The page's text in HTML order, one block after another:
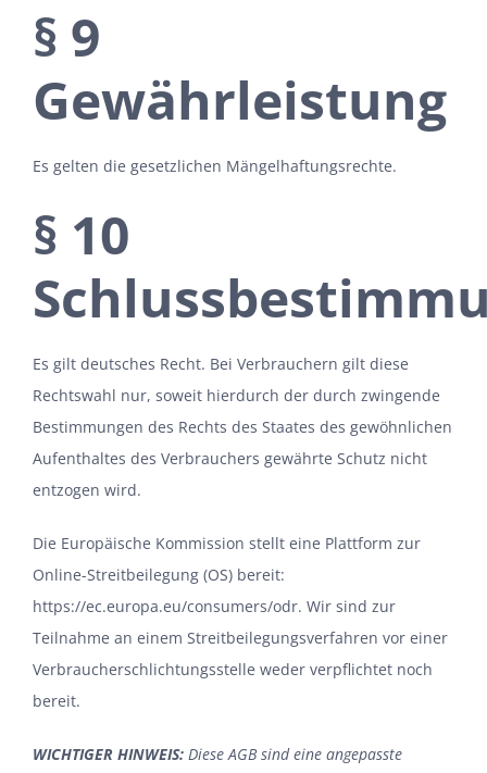
§ 9
Gewährleistung
Es gelten die gesetzlichen Mängelhaftungsrechte.
§ 10
Es gilt deutsches Recht. Bei Verbrauchern gilt diese
Rechtswahl nur, soweit hierdurch der durch zwingende
Bestimmungen des Rechts des Staates des gewöhnlichen
Aufenthaltes des Verbrauchers gewährte Schutz nicht
entzogen wird.
Die Europäische Kommission stellt eine Plattform zur
Online-Streitbeilegung (OS) bereit:
https://ec.europa.eu/consumers/odr. Wir sind zur
Teilnahme an einem Streitbeilegungsverfahren vor einer
Verbraucherschlichtungsstelle weder verpflichtet noch
bereit.
WICHTIGER HINWEIS: Diese AGB sind eine angepasste